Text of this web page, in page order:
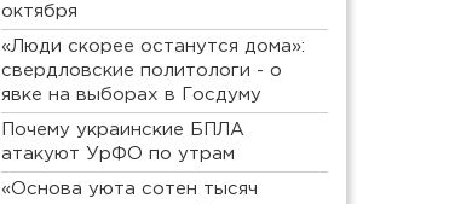
октября
«Люди скорее останутся дома»:
свердловские политологи - о
явке на выборах в Госдуму
Почему украинские БПЛА
атакуют УрФО по утрам
«Основа уюта сотен тысяч